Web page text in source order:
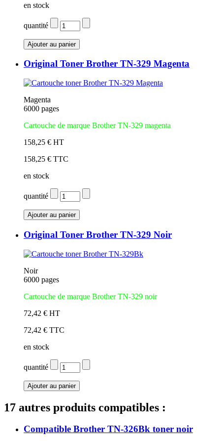
en stock
quantité
Original Toner Brother TN-329 Magenta
Magenta
6000 pages
Cartouche de marque Brother TN-329 magenta
158,25 € HT
158,25 € TTC
en stock
quantité
Original Toner Brother TN-329 Noir
Noir
6000 pages
Cartouche de marque Brother TN-329 noir
72,42 € HT
72,42 € TTC
en stock
quantité
17 autres produits compatibles :
Compatible Brother TN-326Bk toner noir